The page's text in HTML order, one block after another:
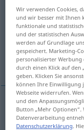
konträr
Übersicht aller
(Für mehr Details die
przeciwny,
przeciwny,
Wir verwenden Cookies,
und wir besser mit Ihnen
funktionale und
und der statistischen
werden auf Grundlage
gespeichert. Marketing-
personalisierter Werbung
durch einen Klick auf den
geben. Klicken Sie
können Ihre Einwilligung
Webseite widerrufen.
und den
Button „Mehr Optionen“.
Datenverarbeitung
Datenschutzerklärung.